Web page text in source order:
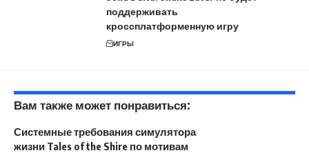
поддерживать
кроссплатформенную игру
ИГРЫ
Вам также может понравиться:
Системные требования симулятора
жизни Tales of the Shire по мотивам